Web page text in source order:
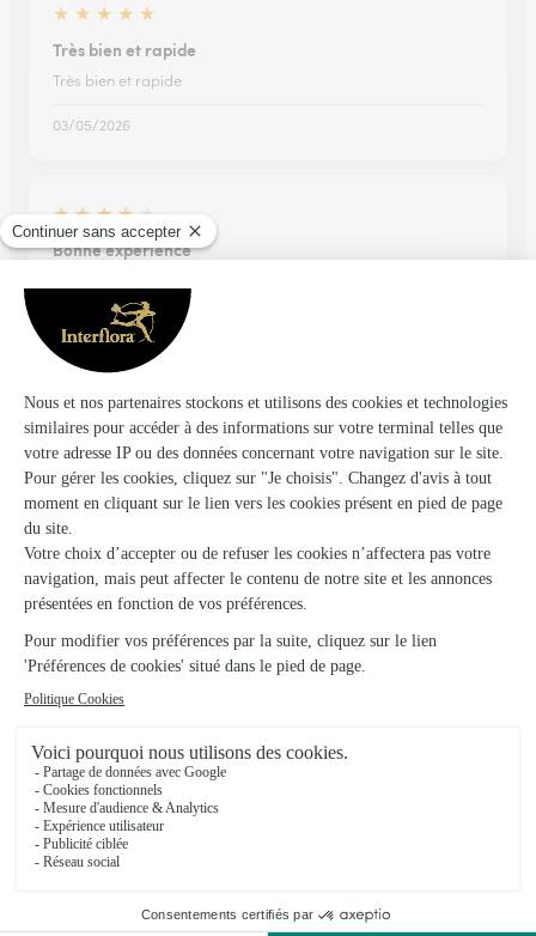
★ ★ ★ ★ ★
Très bien et rapide
Très bien et rapide
03/05/2026
★ ★ ★ ★ ★
Bonne experience
24/01/2026
Trustpilot Échantillon d'avis clients fourni via Trustpilot.Voir tous
les avis de la marque Interflora sur Trustpilot
Livraison de fleurs à Ville-sous-la-Ferté
et autour : les villes proches couvertes par
le réseau Interflora
FLEURISTES
FLEURISTES Longchamp-sur-Aujon
FLEURISTE